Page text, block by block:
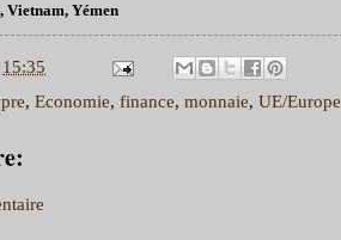
Vietnam, Yémen
15:35
, Economie, finance, monnaie, UE/Europe